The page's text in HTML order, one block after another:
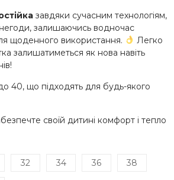
завдяки сучасним технологіям,
залишаючись водночас
щоденного використання.
Легко
залишатиметься як нова навіть
40, що підходять для будь-якого
своїй дитині комфорт і тепло
32 34 36 38